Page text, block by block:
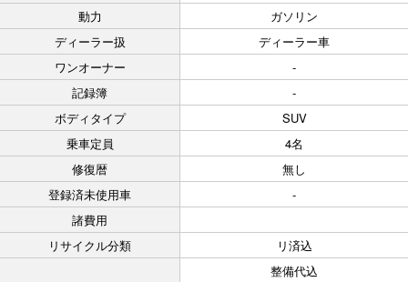
動力
ガソリン
ディーラー扱
ディーラー車
ワンオーナー
-
記録簿
-
ボディタイプ
SUV
乗車定員
4名
修復暦
無し
登録済未使用車
-
諸費用
リサイクル分類
リ済込
整備代込